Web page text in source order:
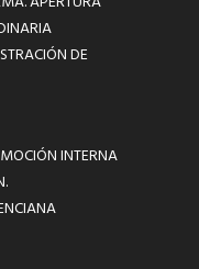
DE
INTERNA